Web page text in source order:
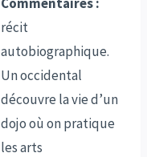
récit
autobiographique.
Un occidental
découvre la vie d’un
dojo où on pratique
les arts